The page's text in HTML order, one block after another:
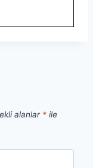
alanlar * ile